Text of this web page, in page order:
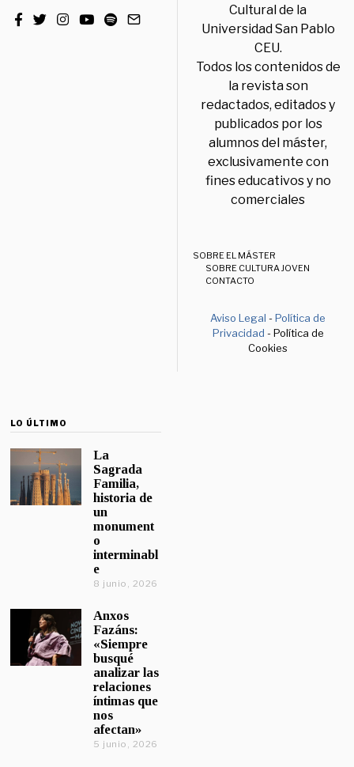
Cultural de la
Universidad San Pablo
CEU.
Todos los contenidos de
la revista son
redactados, editados y
publicados por los
alumnos del máster,
exclusivamente con
fines educativos y no
comerciales
SOBRE EL MÁSTER
SOBRE CULTURA JOVEN
CONTACTO
Aviso Legal -Política de
Privacidad - Política de
Cookies
LO ÚLTIMO
La
Sagrada
Familia,
historia de
un
monument
o
interminabl
e
8 junio, 2026
Anxos
Fazáns:
«Siempre
busqué
analizar las
relaciones
íntimas que
nos
afectan»
5 junio, 2026